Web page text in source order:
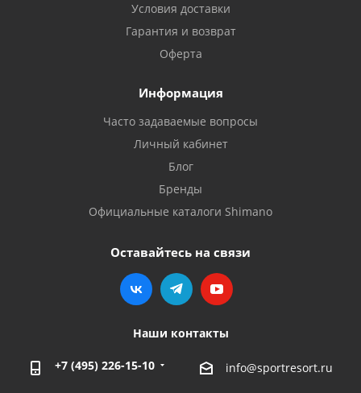
Условия доставки
Гарантия и возврат
Оферта
Информация
Часто задаваемые вопросы
Личный кабинет
Блог
Бренды
Официальные каталоги Shimano
Оставайтесь на связи
Наши контакты
+7 (495) 226-15-10 info@sportresort.ru